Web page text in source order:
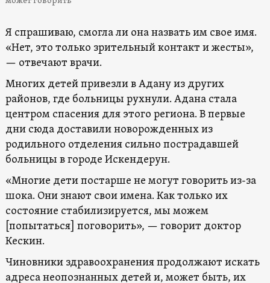
Я спрашиваю, смогла ли она назвать им свое имя.
«Нет, это только зрительный контакт и жесты»,
— отвечают врачи.
Многих детей привезли в Адану из других
районов, где больницы рухнули. Адана стала
центром спасения для этого региона. В первые
дни сюда доставили новорожденных из
родильного отделения сильно пострадавшей
больницы в городе Искендерун.
«Многие дети постарше не могут говорить из-за
шока. Они знают свои имена. Как только их
состояние стабилизируется, мы можем
[попытаться] поговорить», — говорит доктор
Кескин.
Чиновники здравоохранения продолжают искать
адреса неопознанных детей и, может быть, их